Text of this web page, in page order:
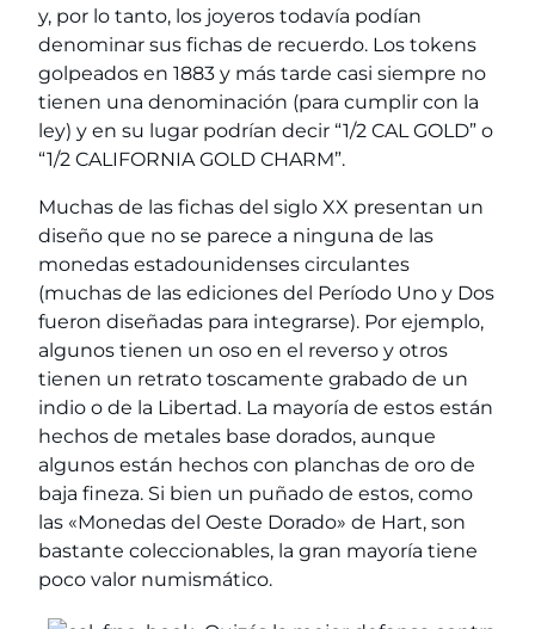
y, por lo tanto, los joyeros todavía podían
denominar sus fichas de recuerdo. Los tokens
golpeados en 1883 y más tarde casi siempre no
tienen una denominación (para cumplir con la
ley) y en su lugar podrían decir “1/2 CAL GOLD” o
“1/2 CALIFORNIA GOLD CHARM”.
Muchas de las fichas del siglo XX presentan un
diseño que no se parece a ninguna de las
monedas estadounidenses circulantes
(muchas de las ediciones del Período Uno y Dos
fueron diseñadas para integrarse). Por ejemplo,
algunos tienen un oso en el reverso y otros
tienen un retrato toscamente grabado de un
indio o de la Libertad. La mayoría de estos están
hechos de metales base dorados, aunque
algunos están hechos con planchas de oro de
baja fineza. Si bien un puñado de estos, como
las «Monedas del Oeste Dorado» de Hart, son
bastante coleccionables, la gran mayoría tiene
poco valor numismático.